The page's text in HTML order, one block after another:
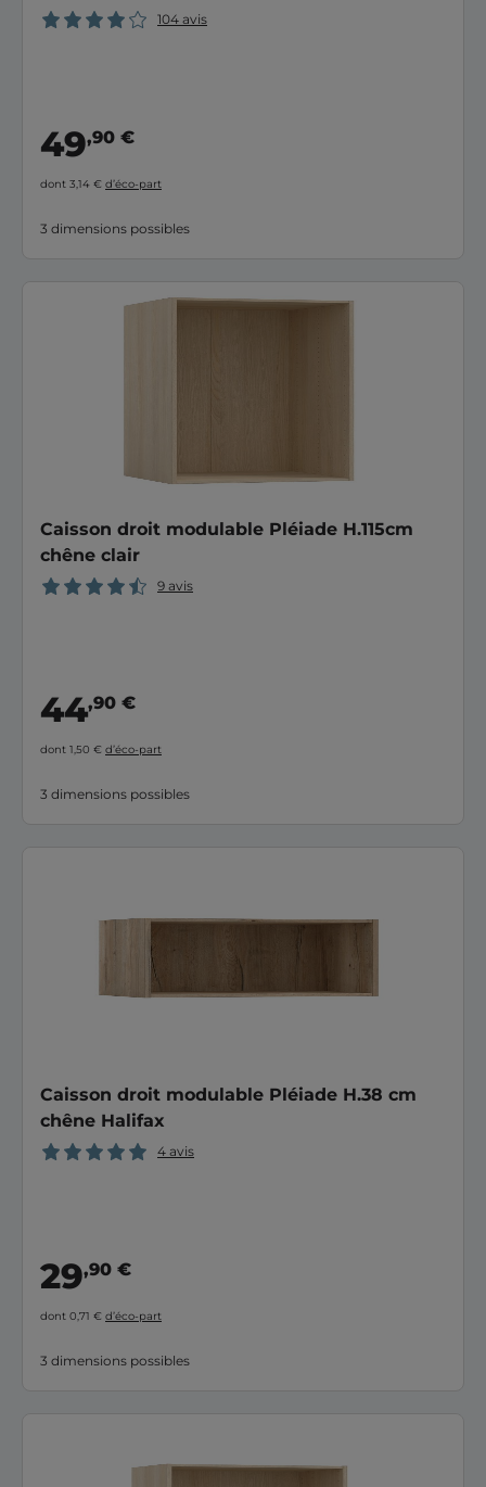
104 avis
49,90 €
dont 3,14 € d’éco-part
3 dimensions possibles
Caisson droit modulable Pléiade H.115cm
chêne clair
9 avis
44,90 €
dont 1,50 € d’éco-part
3 dimensions possibles
Caisson droit modulable Pléiade H.38 cm
chêne Halifax
4 avis
29,90 €
dont 0,71 € d’éco-part
3 dimensions possibles